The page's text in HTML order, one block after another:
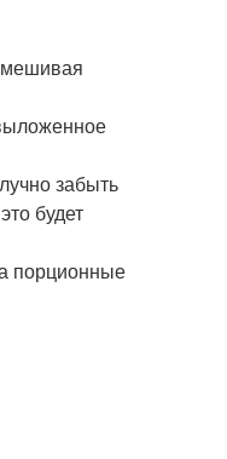
забыть
будет
порционные